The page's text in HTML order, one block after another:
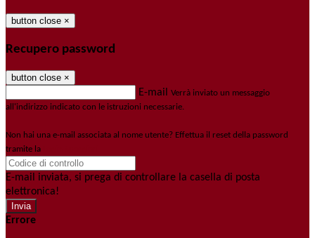
button close ×
Recupero password
button close ×
E-mail Verrà inviato un messaggio
all'indirizzo indicato con le istruzioni necessarie.
Non hai una e-mail associata al nome utente? Effettua il reset della password
tramite la
E-mail inviata, si prega di controllare la casella di posta
elettronica!
Errore